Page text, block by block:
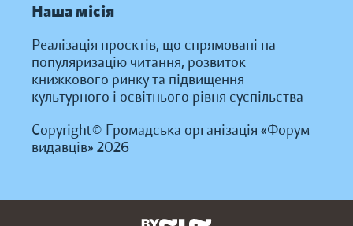
Наша місія
Реалізація проєктів, що спрямовані на
популяризацію читання, розвиток
книжкового ринку та підвищення
культурного і освітнього рівня суспільства
Copyright© Громадська організація «Форум
видавців» 2026